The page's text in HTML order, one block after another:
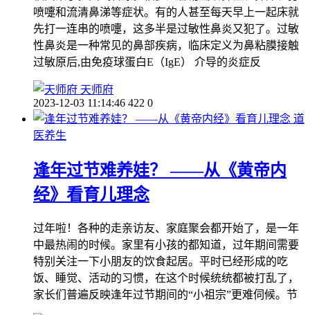
喷嚏和流清鼻涕等症状。有的人甚至每天早上一起床就
先打一连串的喷嚏，这多半是过敏性鼻炎又犯了。过敏
性鼻炎是一种常见的鼻部疾病，临床定义为鼻粘膜接触
过敏原后,由免疫球蛋白E（IgE） 介导的炎症反
天师府
2023-12-03 11:14:46 422 0
道
医养生
逢年过节难养娃？ ——从《黄帝内
经》看育儿理念
过年啦！各种的走亲访友、家庭聚会都开始了，是一年
中最热闹的时候。家里有小孩的都知道，过年期间需要
特别关注一下小朋友的饮食起居。平时已经形成的吃
饭、睡觉、活动的习惯，在这个时候统统都被打乱了，
家长们普遍反映逢年过节期间的“小祖宗”更难伺候。节